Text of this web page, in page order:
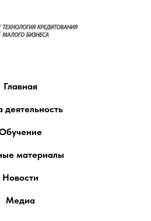
Главная
материалы
Новости
Медиа